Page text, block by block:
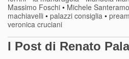
Massimo Foschi • Michele Santeramo
machiavelli • palazzi consiglia •
veronica cruciani
I Post di Renato